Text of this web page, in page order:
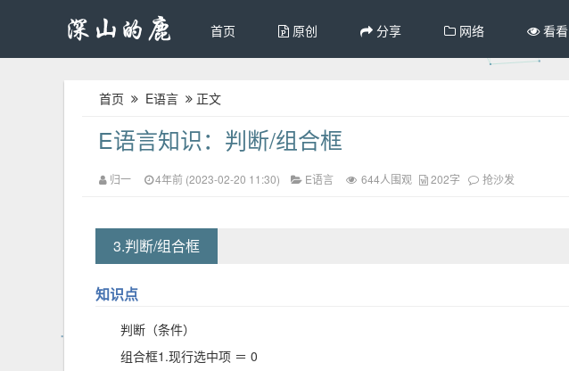
首页 原创 分享 网络 看看
首页 E语言 正文
E语言知识：判断/组合框
归一 4年前 (2023-02-20 11:30) E语言 644人围观 202字 抢沙发
3.判断/组合框
知识点
判断（条件）
组合框1.现行选中项 ＝ 0